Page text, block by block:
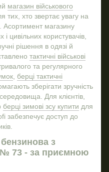
магазин військового
тих, хто звертає увагу на
Асортимент магазину
цивільних користувачів,
рішення в одязі й
тактичні військові
та регулярного
берці тактичні
зберігати зручність
Для клієнтів,
берці зимові зсу купити для
забезпечує доступ до
з
№ 73 - за приємною